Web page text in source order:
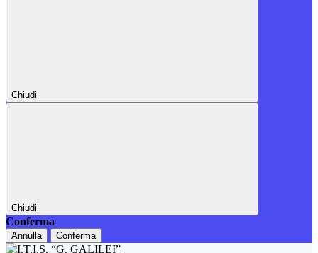
Chiudi
Chiudi
Conferma
Annulla Conferma